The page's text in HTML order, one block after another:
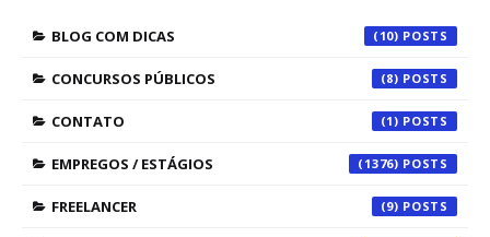
BLOG COM DICAS (10)
CONCURSOS PÚBLICOS (8)
CONTATO (1)
EMPREGOS / ESTÁGIOS (1376)
FREELANCER (9)